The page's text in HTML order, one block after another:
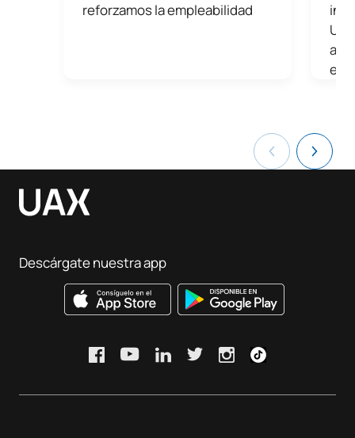
reforzamos la empleabilidad
Descárgate nuestra app